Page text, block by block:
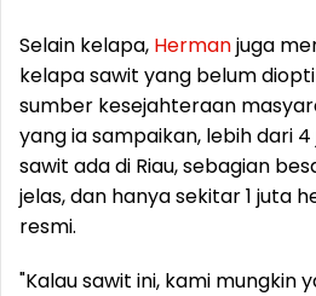
Selain kelapa, Hermanjuga
kelapa sawit yang belum
sumber kesejahteraan
yang ia sampaikan, lebih dari
sawit ada di Riau, sebagian
jelas, dan hanya sekitar 1 juta
resmi.
"Kalau sawit ini, kami mungkin